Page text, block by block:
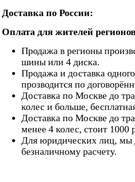
Доставка по России:
Оплата для жителей
Продажа в регионы
шины или 4 диска.
Продажа и доставка
прозводится по
Доставка по Москве до
колес и больше,
Доставка по Москве до
менее 4 колес, стоит 1000
Для юридических лиц, мы
безналичному расчету.